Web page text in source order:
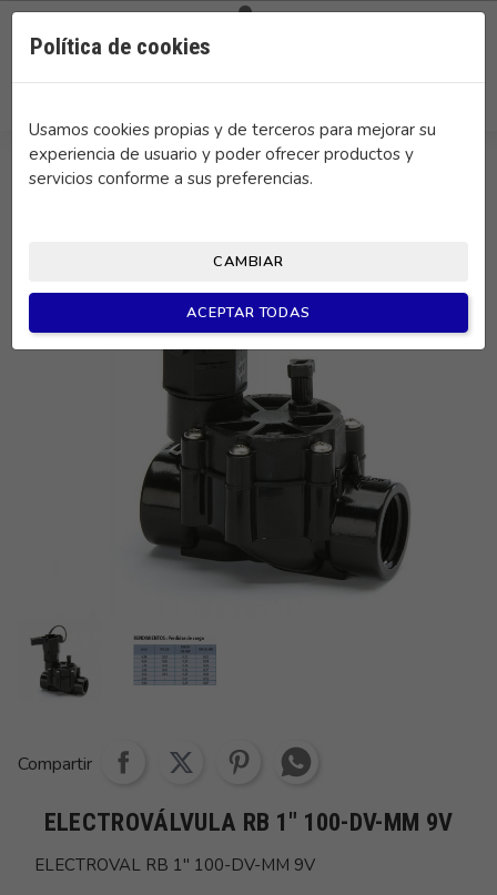
Política de cookies
Usamos cookies propias y de terceros para mejorar su
experiencia de usuario y poder ofrecer productos y
servicios conforme a sus preferencias.
CAMBIAR
ACEPTAR TODAS
Compartir
ELECTROVÁLVULA RB 1" 100-DV-MM 9V
ELECTROVAL RB 1" 100-DV-MM 9V